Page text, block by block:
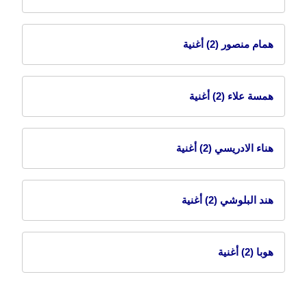
همام منصور (2) أغنية
همسة علاء (2) أغنية
هناء الادريسي (2) أغنية
هند البلوشي (2) أغنية
هوبا (2) أغنية